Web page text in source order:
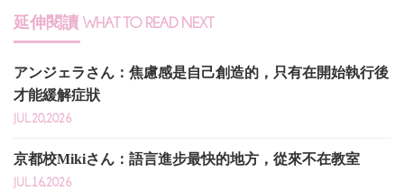
延伸閱讀 WHAT TO READ NEXT
アンジェラさん：焦慮感是自己創造的，只有在開始執行後
才能緩解症狀
JUL.20,2026
京都校Mikiさん：語言進步最快的地方，從來不在教室
JUL.16,2026